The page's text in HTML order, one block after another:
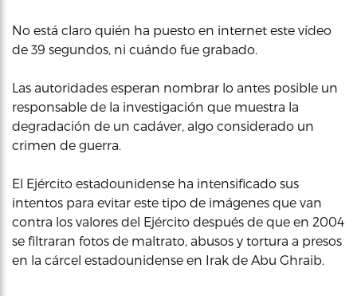
No está claro quién ha puesto en internet este vídeo
de 39 segundos, ni cuándo fue grabado.
Las autoridades esperan nombrar lo antes posible un
responsable de la investigación que muestra la
degradación de un cadáver, algo considerado un
crimen de guerra.
El Ejército estadounidense ha intensificado sus
intentos para evitar este tipo de imágenes que van
contra los valores del Ejército después de que en 2004
se filtraran fotos de maltrato, abusos y tortura a presos
en la cárcel estadounidense en Irak de Abu Ghraib.